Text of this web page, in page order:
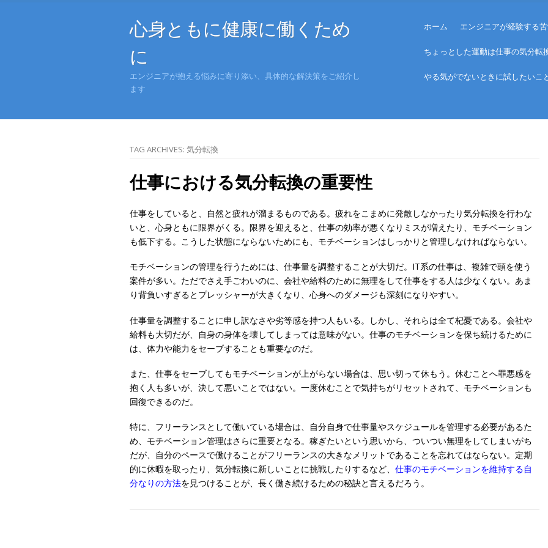
心身ともに健康に働くため
に
エンジニアが抱える悩みに寄り添い、具体的な解決策をご紹介し
ます
Skip to content
ホーム エンジニアが経験する
ちょっとした運動は仕事の気分転
やる気がでないときに試したいこ
TAG ARCHIVES: 気分転換
仕事における気分転換の重要性
仕事をしていると、自然と疲れが溜まるものである。疲れをこまめに発散しなかったり気分転換を行わな
いと、心身ともに限界がくる。限界を迎えると、仕事の効率が悪くなりミスが増えたり、モチベーション
も低下する。こうした状態にならないためにも、モチベーションはしっかりと管理しなければならない。
モチベーションの管理を行うためには、仕事量を調整することが大切だ。IT系の仕事は、複雑で頭を使う
案件が多い。ただでさえ手ごわいのに、会社や給料のために無理をして仕事をする人は少なくない。あま
り背負いすぎるとプレッシャーが大きくなり、心身へのダメージも深刻になりやすい。
仕事量を調整することに申し訳なさや劣等感を持つ人もいる。しかし、それらは全て杞憂である。会社や
給料も大切だが、自身の身体を壊してしまっては意味がない。仕事のモチベーションを保ち続けるために
は、体力や能力をセーブすることも重要なのだ。
また、仕事をセーブしてもモチベーションが上がらない場合は、思い切って休もう。休むことへ罪悪感を
抱く人も多いが、決して悪いことではない。一度休むことで気持ちがリセットされて、モチベーションも
回復できるのだ。
特に、フリーランスとして働いている場合は、自分自身で仕事量やスケジュールを管理する必要があるた
め、モチベーション管理はさらに重要となる。稼ぎたいという思いから、ついつい無理をしてしまいがち
だが、自分のペースで働けることがフリーランスの大きなメリットであることを忘れてはならない。定期
的に休暇を取ったり、気分転換に新しいことに挑戦したりするなど、 仕事のモチベーションを維持する自
分なりの方法を見つけることが、長く働き続けるための秘訣と言えるだろう。